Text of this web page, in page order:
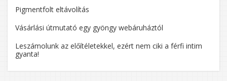
Pigmentfolt eltávolítás
Vásárlási útmutató egy gyöngy webáruháztól
Leszámolunk az előítéletekkel, ezért nem ciki a férfi intim
gyanta!